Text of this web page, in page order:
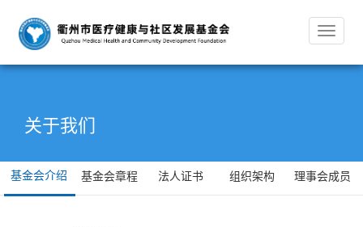
Toggle
关于我们
基金会介绍 基金会章程 法人证书 组织架构 理事会成员